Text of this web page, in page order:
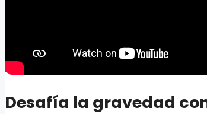
Desafía la gravedad